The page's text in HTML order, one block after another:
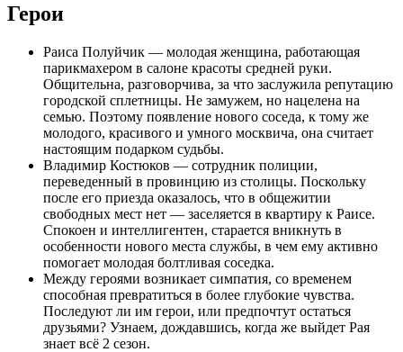
Герои
Раиса Полуйчик — молодая женщина, работающая
парикмахером в салоне красоты средней руки.
Общительна, разговорчива, за что заслужила репутацию
городской сплетницы. Не замужем, но нацелена на
семью. Поэтому появление нового соседа, к тому же
молодого, красивого и умного москвича, она считает
настоящим подарком судьбы.
Владимир Костюков — сотрудник полиции,
переведенный в провинцию из столицы. Поскольку
после его приезда оказалось, что в общежитии
свободных мест нет — заселяется в квартиру к Раисе.
Спокоен и интеллигентен, старается вникнуть в
особенности нового места службы, в чем ему активно
помогает молодая болтливая соседка.
Между героями возникает симпатия, со временем
способная превратиться в более глубокие чувства.
Последуют ли им герои, или предпочтут остаться
друзьями? Узнаем, дождавшись, когда же выйдет Рая
знает всё 2 сезон.